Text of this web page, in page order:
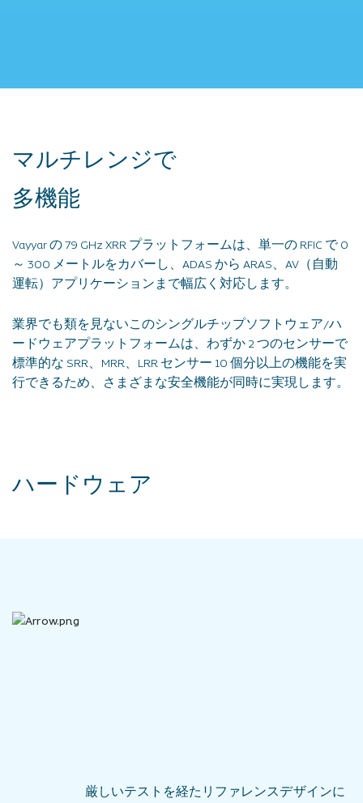
マルチレンジで
多機能
Vayyar の 79 GHz XRR プラットフォームは、単一の RFIC で 0
～ 300 メートルをカバーし、ADAS から ARAS、AV（自動
運転）アプリケーションまで幅広く対応します。
業界でも類を見ないこのシングルチップソフトウェア/ハ
ードウェアプラットフォームは、わずか 2 つのセンサーで
標準的な SRR、MRR、LRR センサー 10 個分以上の機能を実
行できるため、さまざまな安全機能が同時に実現します。
ハードウェア
厳しいテストを経たリファレンスデザインに